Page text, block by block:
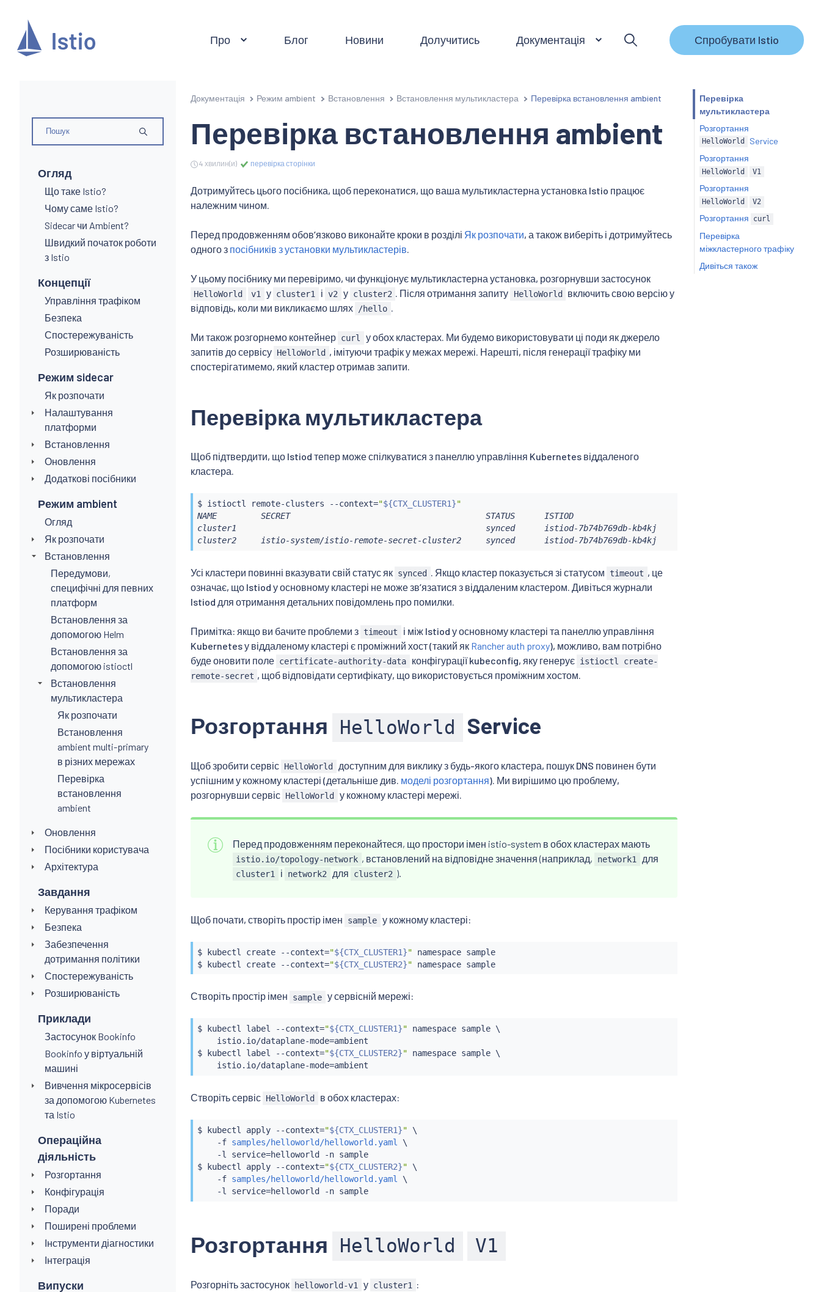
Про Блог Новини Долучитись Документація Спробувати Istio
Огляд
Що таке Istio?
Чому саме Istio?
Sidecar чи Ambient?
Швидкий початок роботи
з Istio
Концепції
Управління трафіком
Безпека
Спостережуваність
Розширюваність
Режим sidecar
Як розпочати
Налаштування
платформи
Встановлення
Оновлення
Додаткові посібники
Режим ambient
Огляд
Як розпочати
Встановлення
Передумови,
специфічні для певних
платформ
Встановлення за
допомогою Helm
Встановлення за
допомогою istioctl
Встановлення
мультикластера
Як розпочати
Встановлення
ambient multi-primary
в різних мережах
Перевірка
встановлення
ambient
Оновлення
Посібники користувача
Архітектура
Завдання
Керування трафіком
Безпека
Забезпечення
дотримання політики
Спостережуваність
Розширюваність
Приклади
Застосунок Bookinfo
Bookinfo у віртуальній
машині
Вивчення мікросервісів
за допомогою Kubernetes
та Istio
Операційна
діяльність
Розгортання
Конфігурація
Поради
Поширені проблеми
Інструменти діагностики
Інтеграція
Випуски
Документація Режим ambient Встановлення Встановлення мультикластера Перевірка встановлення ambient
Перевірка встановлення ambient
4 хвилин(и) перевірка сторінки
Дотримуйтесь цього посібника, щоб переконатися, що ваша мультикластерна установка Istio працює
належним чином.
Перед продовженням обовʼязково виконайте кроки в розділі Як розпочати, а також виберіть і дотримуйтесь
одного з посібників з установки мультикластерів.
У цьому посібнику ми перевіримо, чи функціонує мультикластерна установка, розгорнувши застосунок
HelloWorld v1 у cluster1 і v2 у cluster2 . Після отримання запиту HelloWorld
включить свою версію у
відповідь, коли ми викликаємо шлях
/hello .
Ми також розгорнемо контейнер curl
у обох кластерах. Ми будемо використовувати ці поди як джерело
запитів до сервісу HelloWorld , імітуючи трафік у межах мережі. Нарешті, після генерації трафіку ми
спостерігатимемо, який кластер отримав запити.
Перевірка мультикластера
Щоб підтвердити, що Istiod тепер може спілкуватися з панеллю управління Kubernetes віддаленого
кластера.
$ istioctl remote-clusters --context="${CTX_CLUSTER1}"
NAME         SECRET                                        STATUS      ISTIOD
cluster1                                                   synced      istiod-7b74b769db-kb4kj
cluster2     istio-system/istio-remote-secret-cluster2     synced      istiod-7b74b769db-kb4kj
Усі кластери повинні вказувати свій статус як synced . Якщо кластер показується зі статусом timeout , це
означає, що Istiod у основному кластері не може звʼязатися з віддаленим кластером. Дивіться журнали
Istiod для отримання детальних повідомлень про помилки.
Примітка: якщо ви бачите проблеми з timeout
і між Istiod у основному кластері та панеллю управління
Kubernetes у віддаленому кластері є проміжний хост (такий як Rancher auth proxy), можливо, вам потрібно
буде оновити поле certificate-authority-data конфігурації kubeconfig, яку генерує istioctl create-
remote-secret , щоб відповідати сертифікату, що використовується проміжним хостом.
Розгортання HelloWorld Service
Щоб зробити сервіс HelloWorld
доступним для виклику з будь-якого кластера, пошук DNS повинен бути
успішним у кожному кластері (детальніше див. моделі розгортання). Ми вирішимо цю проблему,
розгорнувши сервіс HelloWorld у кожному кластері мережі.
Перед продовженням переконайтеся, що простори імен istio-system в обох кластерах мають
istio.io/topology-network , встановлений на відповідне значення (наприклад, network1 для
cluster1 і network2 для cluster2 ).
Щоб почати, створіть простір імен sample у кожному кластері:
$ kubectl create --context="${CTX_CLUSTER1}" namespace sample
$ kubectl create --context="${CTX_CLUSTER2}" namespace sample
Створіть простір імен sample у сервісній мережі:
$ kubectl label --context="${CTX_CLUSTER1}" namespace sample \
    istio.io/dataplane-mode
=ambient
$
kubectl label --context="${CTX_CLUSTER2}" namespace sample \
    istio.io/dataplane-mode
=
Створіть сервіс HelloWorld в обох кластерах:
$ kubectl apply --context="${CTX_CLUSTER1}" \
    -f
samples/helloworld/helloworld.yaml
\
    -l service
=helloworld -n sample
$
kubectl apply --context="${CTX_CLUSTER2}" \
    -f
samples/helloworld/helloworld.yaml
\
    -l service
= helloworld -n sample
Розгортання HelloWorld V1
Розгорніть застосунок helloworld-v1 у cluster1 :
Перевірка
мультикластера
Розгортання
HelloWorld
Service
Розгортання
HelloWorld V1
Розгортання
HelloWorld V2
Розгортання curl
Перевірка
міжкластерного трафіку
Дивіться також